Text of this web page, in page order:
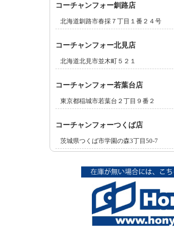
コーチャンフォー釧路店
北海道釧路市春採７丁目１番２４号
コーチャンフォー北見店
北海道北見市並木町５２１
コーチャンフォー若葉台店
東京都稲城市若葉台２丁目９番２
コーチャンフォーつくば店
茨城県つくば市学園の森3丁目50-7